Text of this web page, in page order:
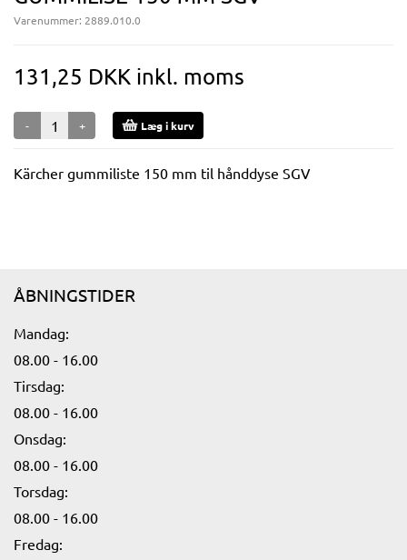
Varenummer: 2889.010.0
131,25 DKK inkl. moms
- + Læg i kurv
Kärcher gummiliste 150 mm til hånddyse SGV
ÅBNINGSTIDER
Mandag:​
08.00 - 16.00​
Tirsdag:
08.00 - 16.00​
Onsdag:
08.00 - 16.00​
Torsdag:
08.00 - 16.00​
Fredag: